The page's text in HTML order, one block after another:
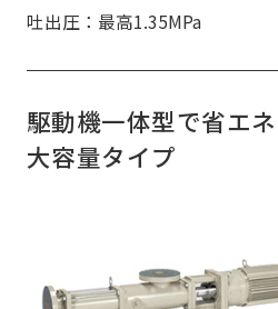
吐出圧：最高1.35MPa
駆動機一体型で省エ
大容量タイプ